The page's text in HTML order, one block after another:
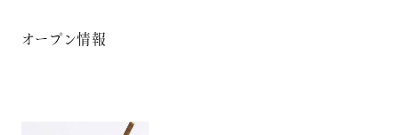
オープン情報